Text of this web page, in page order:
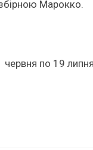
Марокко.
по 19